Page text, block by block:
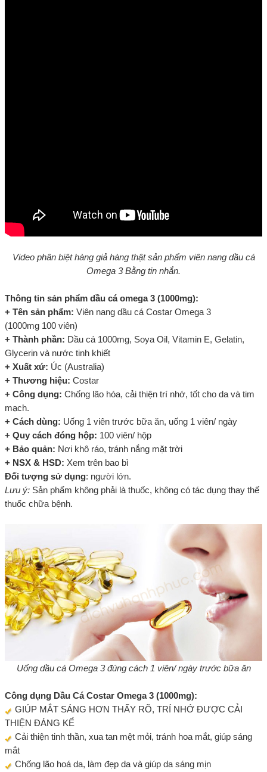
Video phân biệt hàng giả hàng thật sản phẩm viên nang dầu cá
Omega 3 Bằng tin nhắn.
Thông tin sản phẩm dầu cá omega 3 (1000mg):
+ Tên sản phẩm: Viên nang dầu cá Costar Omega 3
(1000mg 100 viên)
+ Thành phần: Dầu cá 1000mg, Soya Oil, Vitamin E, Gelatin,
Glycerin và nước tinh khiết
+ Xuất xứ: Úc (Australia)
+ Thương hiệu: Costar
+ Công dụng: Chống lão hóa, cải thiện trí nhớ, tốt cho da và tim
mạch.
+ Cách dùng: Uống 1 viên trước bữa ăn, uống 1 viên/ ngày
+ Quy cách đóng hộp: 100 viên/ hộp
+ Bảo quản: Nơi khô ráo, tránh nắng mặt trời
+ NSX & HSD: Xem trên bao bì
Đối tượng sử dụng: người lớn.
Lưu ý: Sản phẩm không phải là thuốc, không có tác dụng thay thế
thuốc chữa bệnh.
Uống dầu cá Omega 3 đúng cách 1 viên/ ngày trước bữa ăn
Công dụng Dầu Cá Costar Omega 3 (1000mg):
GIÚP MẮT SÁNG HƠN THẤY RÕ, TRÍ NHỚ ĐƯỢC CẢI
THIỆN ĐÁNG KỂ
Cải thiện tinh thần, xua tan mệt mỏi, tránh hoa mắt, giúp sáng
mắt
Chống lão hoá da, làm đẹp da và giúp da sáng mịn